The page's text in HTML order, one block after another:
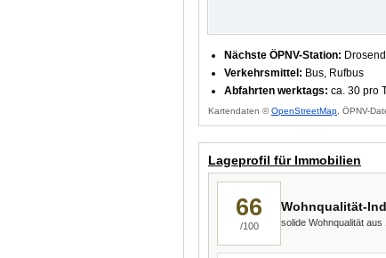
Nächste ÖPNV-Station:
Verkehrsmittel: Bus, Rufbus
Abfahrten werktags: ca. 30 pro
Kartendaten ©OpenStreetMap , ÖPNV-
Lageprofil für Immobilien
66
/100
Wohnqualität-
solide Wohnqualität aus